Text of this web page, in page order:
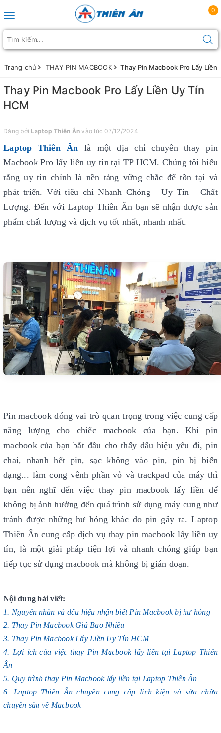
Toggle navigation
0
Trang chủ THAY PIN MACBOOK Thay Pin Macbook Pro Lấy Liền
Thay Pin Macbook Pro Lấy Liền Uy Tín
HCM
Đăng bởi Laptop Thiên Ân vào lúc 07/12/2024
Laptop Thiên Ân
là một địa chỉ chuyên thay pin
Macbook Pro lấy liền uy tín tại TP HCM. Chúng tôi hiểu
rằng uy tín chính là nền tảng vững chắc để tồn tại và
phát triển. Với tiêu chí Nhanh Chóng - Uy Tín - Chất
Lượng. Đến với Laptop Thiên Ân bạn sẽ nhận được sản
phẩm chất lượng và dịch vụ tốt nhất, nhanh nhất.
Pin macbook đóng vai trò quan trọng trong việc cung cấp
năng lượng cho chiếc macbook của bạn. Khi pin
macbook của bạn bắt đầu cho thấy dấu hiệu yếu đi, pin
chai, nhanh hết pin, sạc không vào pin, pin bị biến
dạng... làm cong vênh phần vỏ và trackpad của máy thì
bạn nên nghĩ đến việc thay pin macbook lấy liền để
không bị ảnh hưởng đến quá trình sử dụng máy cũng như
tránh được những hư hỏng khác do pin gây ra. Laptop
Thiên Ân cung cấp dịch vụ thay pin macbook lấy liền uy
tín, là một giải pháp tiện lợi và nhanh chóng giúp bạn
tiếp tục sử dụng macbook mà không bị gián đoạn.
Nội dung bài viết:
1. Nguyên nhân và dấu hiệu nhận biết Pin Macbook bị hư hỏng
2. Thay Pin Macbook Giá Bao Nhiêu
3. Thay Pin Macbook Lấy Liền Uy Tín HCM
4. Lợi ích của việc thay Pin Macbook lấy liền tại Laptop Thiên
Ân
5. Quy trình thay Pin Macbook lấy liền tại Laptop Thiên Ân
6. Laptop Thiên Ân chuyên cung cấp linh kiện và sửa chữa
chuyên sâu về Macbook